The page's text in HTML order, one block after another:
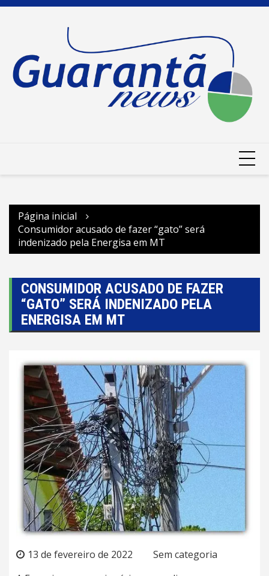
Ir
Página inicial
Consumidor acusado de fazer “gato” será
indenizado pela Energisa em MT
CONSUMIDOR ACUSADO DE FAZER
“GATO” SERÁ INDENIZADO PELA
ENERGISA EM MT
13 de fevereiro de 2022
Sem categoria